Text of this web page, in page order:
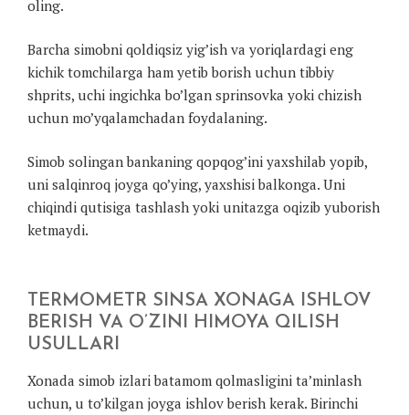
oling.
Barcha simobni qoldiqsiz yig’ish va yoriqlardagi eng
kichik tomchilarga ham yetib borish uchun tibbiy
shprits, uchi ingichka bo’lgan sprinsovka yoki chizish
uchun mo’yqalamchadan foydalaning.
Simob solingan bankaning qopqog’ini yaxshilab yopib,
uni salqinroq joyga qo’ying, yaxshisi balkonga. Uni
chiqindi qutisiga tashlash yoki unitazga oqizib yuborish
ketmaydi.
TERMOMETR SINSA XONAGA ISHLOV
BERISH VA O’ZINI HIMOYA QILISH
USULLARI
Xonada simob izlari batamom qolmasligini ta’minlash
uchun, u to’kilgan joyga ishlov berish kerak. Birinchi